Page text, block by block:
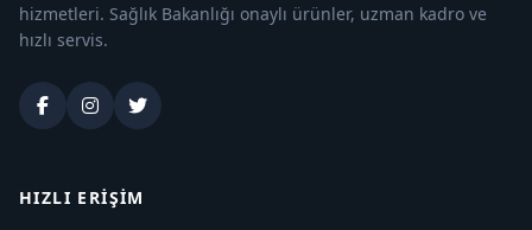
hizmetleri. Sağlık Bakanlığı onaylı ürünler, uzman kadro ve
hızlı servis.
HIZLI ERIŞIM